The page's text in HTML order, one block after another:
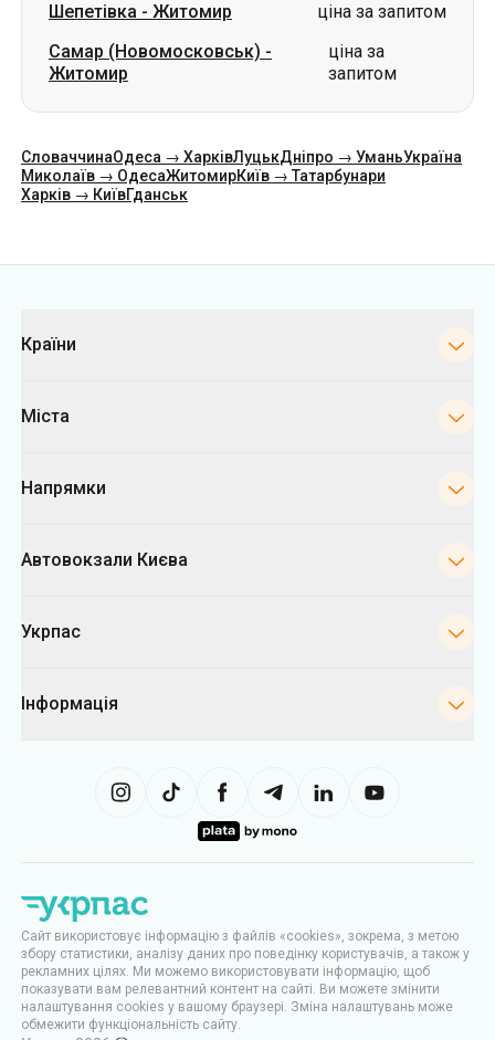
Шепетівка - Житомир
ціна за запитом
Самар (Новомосковськ) -
Житомир
ціна за
запитом
СловаччинаОдеса → ХарківЛуцькДніпро → УманьУкраїна
Миколаїв → ОдесаЖитомирКиїв → Татарбунари
Харків → КиївГданськ
Країни
Міста
Напрямки
Автовокзали Києва
Укрпас
Інформація
Сайт використовує інформацію з файлів «cookies», зокрема, з метою
збору статистики, аналізу даних про поведінку користувачів, а також у
рекламних цілях. Ми можемо використовувати інформацію, щоб
показувати вам релевантний контент на сайті. Ви можете змінити
налаштування cookies у вашому браузері. Зміна налаштувань може
обмежити функціональність сайту.